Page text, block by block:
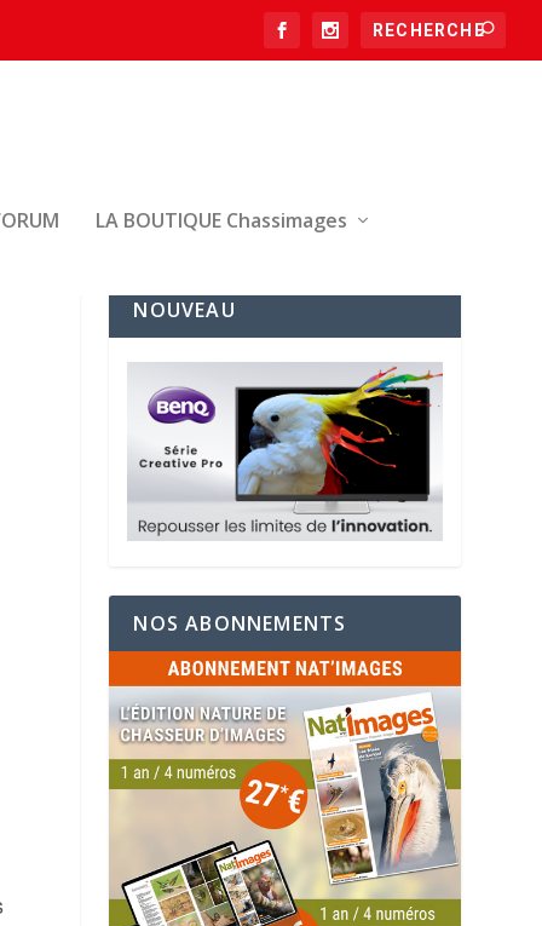
LA BOUTIQUE Chassimages
NOUVEAU
NOS ABONNEMENTS